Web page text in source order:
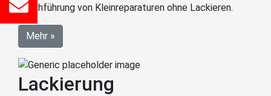
Durchführung von Kleinreparaturen ohne Lackieren.
Mehr »
Lackierung